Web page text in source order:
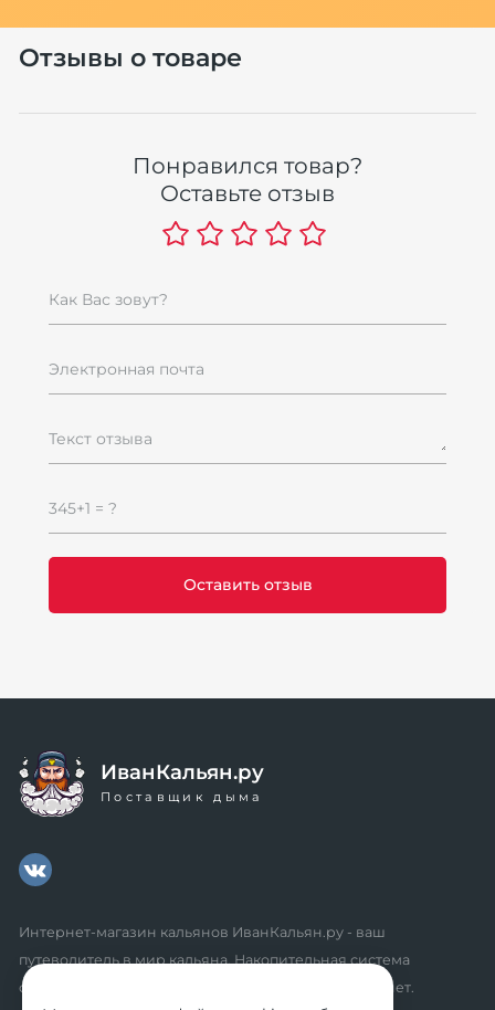
Отзывы о товаре
Понравился товар?
Оставьте отзыв
Как Вас зовут?
Электронная почта
Текст отзыва
345+1 = ?
ИванКальян.ру
Поставщик дыма
Интернет-магазин кальянов ИванКальян.ру - ваш
путеводитель в мир кальяна. Накопительная система
скидок, промокоды, акции. Удобный личный кабинет.